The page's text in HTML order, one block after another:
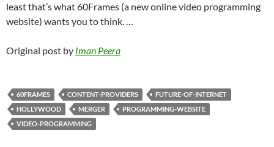
least that’s what 60Frames (a new online video programming
website) wants you to think. …
Original post by Iman Peera
60FRAMES CONTENT-PROVIDERS
FUTURE-OF-INTERNET
HOLLYWOOD
MERGER
PROGRAMMING-WEBSITE
VIDEO-PROGRAMMING